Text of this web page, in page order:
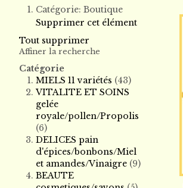
Catégorie: Boutique
Supprimer cet élément
Tout supprimer
Affiner la recherche
Catégorie
MIELS 11 variétés (43)
VITALITE ET SOINS
gelée
royale/pollen/Propolis
(6)
DELICES pain
d'épices/bonbons/Miel
et amandes/Vinaigre (9)
BEAUTE